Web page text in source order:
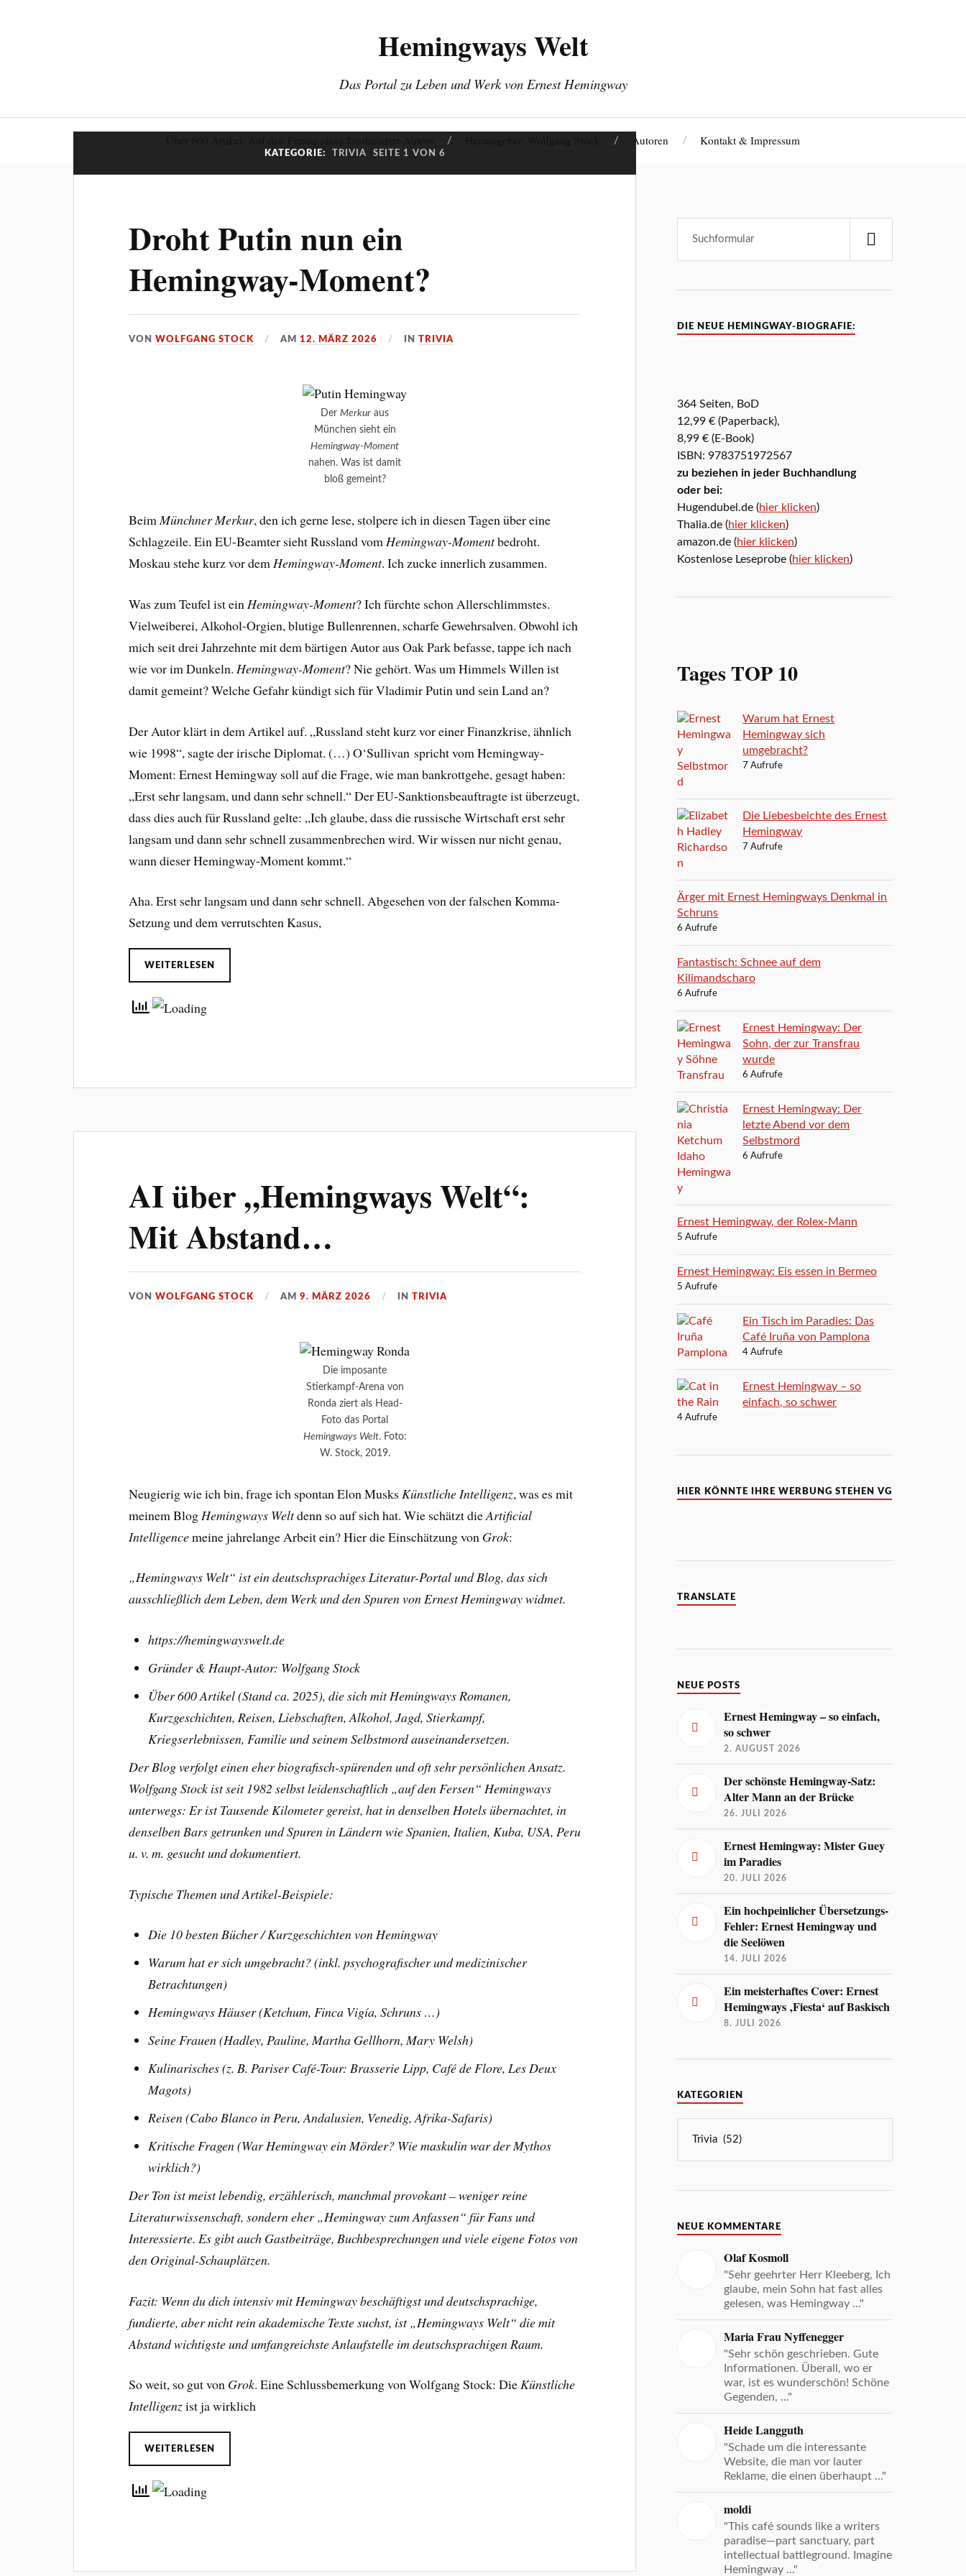
Hemingways Welt
Das Portal zu Leben und Werk von Ernest Hemingway
Autoren Kontakt & Impressum
KATEGORIE: TRIVIA SEITE 1 VON 6
Droht Putin nun ein
Hemingway-Moment?
VONWOLFGANG STOCK AM12. MÄRZ 2026 INTRIVIA
DerMerkur aus
München sieht ein
Hemingway-Moment
nahen. Was ist damit
bloß gemeint?
BeimMünchner Merkur, den ich gerne lese, stolpere ich in diesen Tagen über eine
Schlagzeile. Ein EU-Beamter sieht Russland vomHemingway-Momentbedroht.
Moskau stehe kurz vor demHemingway-Moment. Ich zucke innerlich zusammen.
Was zum Teufel ist ein Hemingway-Moment? Ich fürchte schon Allerschlimmstes.
Vielweiberei, Alkohol-Orgien, blutige Bullenrennen, scharfe Gewehrsalven. Obwohl ich
mich seit drei Jahrzehnte mit dem bärtigen Autor aus Oak Park befasse, tappe ich nach
wie vor im Dunkeln. Hemingway-Moment? Nie gehört. Was um Himmels Willen ist
damit gemeint? Welche Gefahr kündigt sich für Vladimir Putin und sein Land an?
Der Autor klärt in dem Artikel auf. „Russland steht kurz vor einer Finanzkrise, ähnlich
wie 1998“, sagte der irische Diplomat. (…) O‘Sullivan spricht vom Hemingway-
Moment: Ernest Hemingway soll auf die Frage, wie man bankrottgehe, gesagt haben:
„Erst sehr langsam, und dann sehr schnell.“ Der EU-Sanktionsbeauftragte ist überzeugt,
dass dies auch für Russland gelte: „Ich glaube, dass die russische Wirtschaft erst sehr
langsam und dann sehr schnell zusammenbrechen wird. Wir wissen nur nicht genau,
wann dieser Hemingway-Moment kommt.“
Aha. Erst sehr langsam und dann sehr schnell. Abgesehen von der falschen Komma-
Setzung und dem verrutschten Kasus,
WEITERLESEN
AI über „Hemingways Welt“:
Mit Abstand…
VONWOLFGANG STOCK AM9. MÄRZ 2026 INTRIVIA
Die imposante
Stierkampf-Arena von
Ronda ziert als Head-
Foto das Portal
Hemingways Welt. Foto:
W. Stock, 2019.
Neugierig wie ich bin, frage ich spontan Elon Musks Künstliche Intelligenz, was es mit
meinem Blog Hemingways Weltdenn so auf sich hat. Wie schätzt dieArtificial
Intelligencemeine jahrelange Arbeit ein? Hier die Einschätzung von Grok:
„Hemingways Welt“ ist ein deutschsprachiges Literatur-Portal und Blog, das sich
ausschließlich dem Leben, dem Werk und den Spuren von Ernest Hemingway widmet.
https://hemingwayswelt.de
Gründer & Haupt-Autor: Wolfgang Stock
Über 600 Artikel (Stand ca. 2025), die sich mit Hemingways Romanen,
Kurzgeschichten, Reisen, Liebschaften, Alkohol, Jagd, Stierkampf,
Kriegserlebnissen, Familie und seinem Selbstmord auseinandersetzen.
Der Blog verfolgt einen eher biografisch-spürenden und oft sehr persönlichen Ansatz.
Wolfgang Stock ist seit 1982 selbst leidenschaftlich „auf den Fersen“ Hemingways
unterwegs: Er ist Tausende Kilometer gereist, hat in denselben Hotels übernachtet, in
denselben Bars getrunken und Spuren in Ländern wie Spanien, Italien, Kuba, USA, Peru
u. v. m. gesucht und dokumentiert.
Typische Themen und Artikel-Beispiele:
Die 10 besten Bücher /Kurzgeschichten von Hemingway
Warum hat er sich umgebracht? (inkl. psychografischer und medizinischer
Betrachtungen)
Hemingways Häuser (Ketchum, Finca Vigía, Schruns …)
Seine Frauen (Hadley, Pauline, Martha Gellhorn, Mary Welsh)
Kulinarisches (z. B. Pariser Café-Tour: Brasserie Lipp, Café de Flore, Les Deux
Magots)
Reisen (Cabo Blanco in Peru, Andalusien, Venedig, Afrika-Safaris)
Kritische Fragen (War Hemingway ein Mörder? Wie maskulin war der Mythos
wirklich?)
Der Ton ist meist lebendig, erzählerisch, manchmal provokant – weniger reine
Literaturwissenschaft, sondern eher „Hemingway zum Anfassen“ für Fans und
Interessierte. Es gibt auch Gastbeiträge, Buchbesprechungen und viele eigene Fotos von
den Original-Schauplätzen.
Fazit: Wenn du dich intensiv mit Hemingway beschäftigst und deutschsprachige,
fundierte, aber nicht rein akademische Texte suchst, ist „Hemingways Welt“ die mit
Abstand wichtigste und umfangreichste Anlaufstelle im deutschsprachigen Raum.
So weit, so gut von Grok. Eine Schlussbemerkung von Wolfgang Stock: DieKünstliche
Intelligenzist ja wirklich
WEITERLESEN
DIE NEUE HEMINGWAY-BIOGRAFIE:
364 Seiten, BoD
12,99 € (Paperback),
8,99 € (E-Book)
ISBN: 9783751972567
zu beziehen in jeder Buchhandlung
oder bei:
Hugendubel.de (hier klicken)
Thalia.de (hier klicken)
amazon.de (hier klicken)
Kostenlose Leseprobe (hier klicken)
Tages TOP 10
Warum hat Ernest
Hemingway sich
umgebracht?
7 Aufrufe
Die Liebesbeichte des Ernest
Hemingway
7 Aufrufe
Ärger mit Ernest Hemingways Denkmal in
Schruns
6 Aufrufe
Fantastisch: Schnee auf dem
Kilimandscharo
6 Aufrufe
Ernest Hemingway: Der
Sohn, der zur Transfrau
wurde
6 Aufrufe
Ernest Hemingway: Der
letzte Abend vor dem
Selbstmord
6 Aufrufe
Ernest Hemingway, der Rolex-Mann
5 Aufrufe
Ernest Hemingway: Eis essen in Bermeo
5 Aufrufe
Ein Tisch im Paradies: Das
Café Iruña von Pamplona
4 Aufrufe
Ernest Hemingway – so
einfach, so schwer
4 Aufrufe
HIER KÖNNTE IHRE WERBUNG STEHEN VG
TRANSLATE
NEUE POSTS
Ernest Hemingway – so einfach,
so schwer
2. AUGUST 2026
Der schönste Hemingway-Satz:
Alter Mann an der Brücke
26. JULI 2026
Ernest Hemingway: Mister Guey
im Paradies
20. JULI 2026
Ein hochpeinlicher Übersetzungs-
Fehler: Ernest Hemingway und
die Seelöwen
14. JULI 2026
Ein meisterhaftes Cover: Ernest
Hemingways ‚Fiesta‘ auf Baskisch
8. JULI 2026
KATEGORIEN
NEUE KOMMENTARE
Olaf Kosmoll
"Sehr geehrter Herr Kleeberg, Ich
glaube, mein Sohn hat fast alles
gelesen, was Hemingway ..."
Maria Frau Nyffenegger
"Sehr schön geschrieben. Gute
Informationen. Überall, wo er
war, ist es wunderschön! Schöne
Gegenden, ..."
Heide Langguth
"Schade um die interessante
Website, die man vor lauter
Reklame, die einen überhaupt ..."
moldi
"This café sounds like a writers
paradise—part sanctuary, part
intellectual battleground. Imagine
Hemingway ..."